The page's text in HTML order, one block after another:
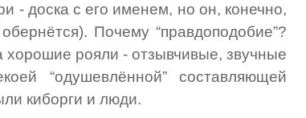
- доска с его именем, но он, конечно,
Почему “правдоподобие”?
рояли - отзывчивые, звучные
“одушевлённой” составляющей
киборги и люди.